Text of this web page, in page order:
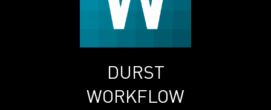
DURST
WORKFLOW